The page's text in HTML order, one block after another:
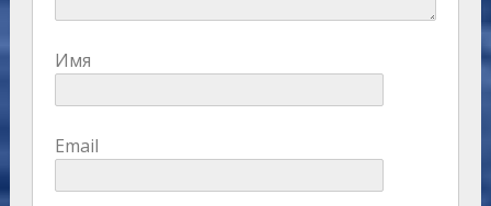
Имя
Email